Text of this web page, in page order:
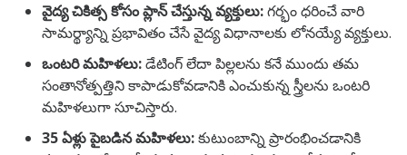
వైద్య చికిత్స కోసం ప్లాన్ చేస్తున్న వ్యక్తులు:గర్భం ధరించే వారి
సామర్థ్యాన్ని ప్రభావితం చేసే వైద్య విధానాలకు లోనయ్యే వ్యక్తులు.
ఒంటరి మహిళలు:డేటింగ్ లేదా పిల్లలను కనే ముందు తమ
సంతానోత్పత్తిని కాపాడుకోవడానికి ఎంచుకున్న స్త్రీలను ఒంటరి
మహిళలుగా సూచిస్తారు.
35 ఏళ్లు పైబడిన మహిళలు:కుటుంబాన్ని ప్రారంభించడానికి